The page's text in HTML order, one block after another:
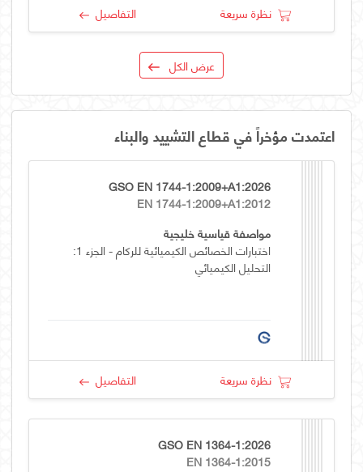
نظرة سريعة التفاصيل
عرض الكل
اعتمدت مؤخراً في قطاع التشييد والبناء
GSO EN 1744-1:2009+A1:2026
EN 1744-1:2009+A1:2012
مواصفة قياسية خليجية
اختبارات الخصائص الكيميائية للركام - الجزء 1:
التحليل الكيميائي
نظرة سريعة التفاصيل
GSO EN 1364-1:2026
EN 1364-1:2015